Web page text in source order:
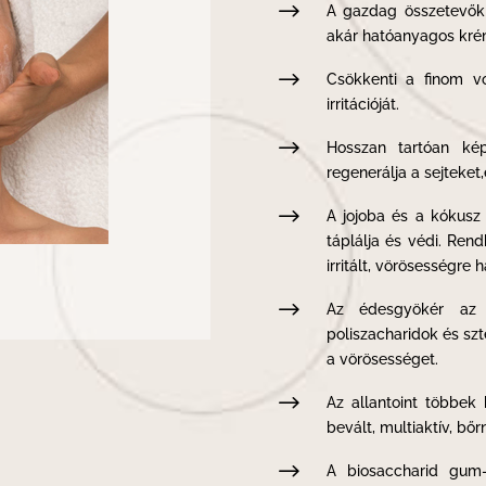
$
A gazdag
akár hatóanyagos
$
Csökkenti a finom
irritációját.
$
Hosszan tartóan
regenerálja a
$
A jojoba és a
táplálja és védi.
irritált, vörösességre
$
Az édesgyökér az
poliszacharidok és
a vörösességet.
$
Az allantoint többek
bevált, multiaktív,
$ A biosaccharid